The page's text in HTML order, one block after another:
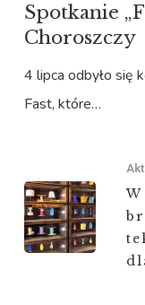
Spotkanie
Choroszczy
4 lipca odbyło się
Fast, które…